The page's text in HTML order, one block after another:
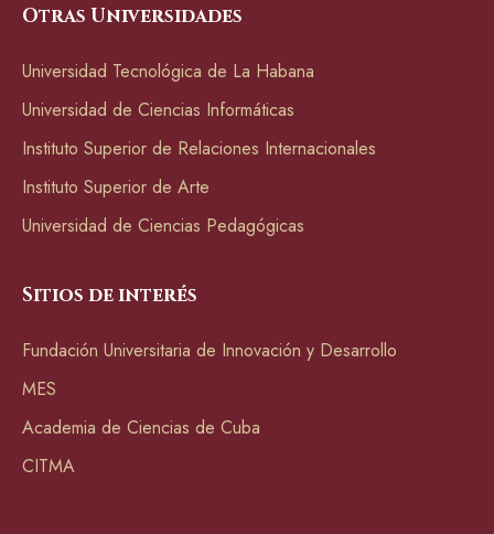
Otras Universidades
Universidad Tecnológica de La Habana
Universidad de Ciencias Informáticas
Instituto Superior de Relaciones Internacionales
Instituto Superior de Arte
Universidad de Ciencias Pedagógicas
Sitios de interés
Fundación Universitaria de Innovación y Desarrollo
MES
Academia de Ciencias de Cuba
CITMA